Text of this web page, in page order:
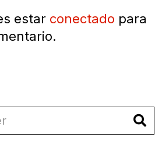
estar conectado para